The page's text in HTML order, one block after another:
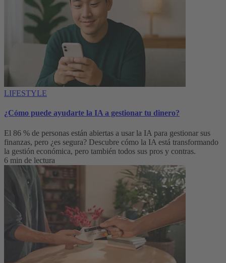
LIFESTYLE
¿Cómo puede ayudarte la IA a gestionar tu dinero?
El 86 % de personas están abiertas a usar la IA para gestionar sus
finanzas, pero ¿es segura? Descubre cómo la IA está transformando
la gestión económica, pero también todos sus pros y contras.
6 min de lectura